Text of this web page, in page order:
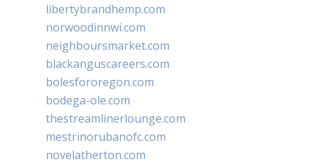
libertybrandhemp.com
norwoodinnwi.com
neighboursmarket.com
blackanguscareers.com
bolesfororegon.com
bodega-ole.com
thestreamlinerlounge.com
mestrinorubanofc.com
novelatherton.com